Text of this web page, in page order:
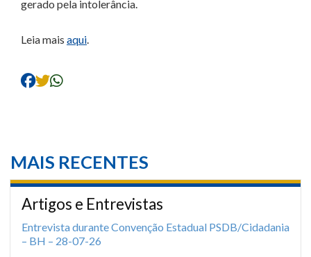
gerado pela intolerância.
Leia mais aqui.
MAIS RECENTES
Artigos e Entrevistas
Entrevista durante Convenção Estadual PSDB/Cidadania
– BH – 28-07-26